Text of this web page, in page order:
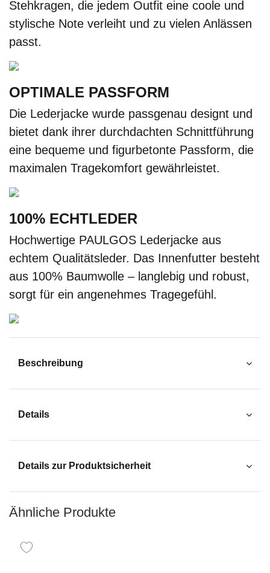
Stehkragen, die jedem Outfit eine coole und
stylische Note verleiht und zu vielen Anlässen
passt.
OPTIMALE PASSFORM
Die Lederjacke wurde passgenau designt und
bietet dank ihrer durchdachten Schnittführung
eine bequeme und figurbetonte Passform, die
maximalen Tragekomfort gewährleistet.
100% ECHTLEDER
Hochwertige PAULGOS Lederjacke aus
echtem Qualitätsleder. Das Innenfutter besteht
aus 100% Baumwolle – langlebig und robust,
sorgt für ein angenehmes Tragegefühl.
Beschreibung
Details
Details zur Produktsicherheit
Ähnliche Produkte